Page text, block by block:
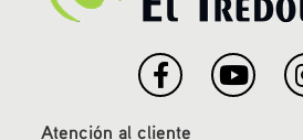
Atención al cliente